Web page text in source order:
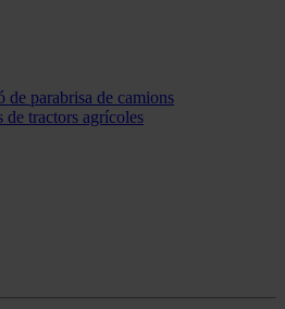
de parabrisa de camions
de tractors agrícoles